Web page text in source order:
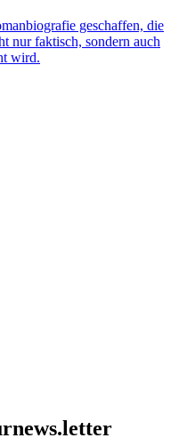
geschaffen, die
nur faktisch, sondern auch
wird.